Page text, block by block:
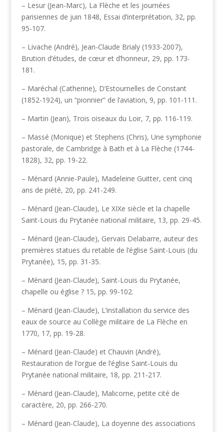
– Lesur (Jean-Marc), La Flèche et les journées
parisiennes de juin 1848, Essai d’interprétation, 32, pp.
95-107.
– Livache (André), Jean-Claude Brialy (1933-2007),
Brution d’études, de cœur et d’honneur, 29, pp. 173-
181.
– Maréchal (Catherine), D’Estournelles de Constant
(1852-1924), un “pionnier” de l’aviation, 9, pp. 101-111.
– Martin (Jean), Trois oiseaux du Loir, 7, pp. 116-119.
– Massé (Monique) et Stephens (Chris), Une symphonie
pastorale, de Cambridge à Bath et à La Flèche (1744-
1828), 32, pp. 19-22.
– Ménard (Annie-Paule), Madeleine Guitter, cent cinq
ans de piété, 20, pp. 241-249.
– Ménard (Jean-Claude), Le XIXe siècle et la chapelle
Saint-Louis du Prytanée national militaire, 13, pp. 29-45.
– Ménard (Jean-Claude), Gervais Delabarre, auteur des
premières statues du retable de l’église Saint-Louis (du
Prytanée), 15, pp. 31-35.
– Ménard (Jean-Claude), Saint-Louis du Prytanée,
chapelle ou église ? 15, pp. 99-102.
– Ménard (Jean-Claude), L’installation du service des
eaux de source au Collège militaire de La Flèche en
1770, 17, pp. 19-28.
– Ménard (Jean-Claude) et Chauvin (André),
Restauration de l’orgue de l’église Saint-Louis du
Prytanée national militaire, 18, pp. 211-217.
– Ménard (Jean-Claude), Malicorne, petite cité de
caractère, 20, pp. 266-270.
– Ménard (Jean-Claude), La doyenne des associations